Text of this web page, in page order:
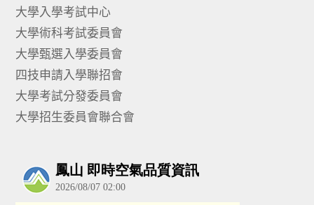
大學入學考試中心
大學術科考試委員會
大學甄選入學委員會
四技申請入學聯招會
大學考試分發委員會
大學招生委員會聯合會